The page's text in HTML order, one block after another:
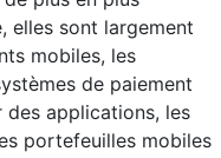
elles sont largement
mobiles, les
de paiement
des applications, les
portefeuilles mobiles